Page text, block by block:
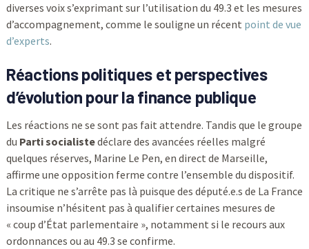
diverses voix s’exprimant sur l’utilisation du 49.3 et les mesures
d’accompagnement, comme le souligne un récent point de vue
d’experts.
Réactions politiques et perspectives
d’évolution pour la finance publique
Les réactions ne se sont pas fait attendre. Tandis que le groupe
du Parti socialistedéclare des avancées réelles malgré
quelques réserves, Marine Le Pen, en direct de Marseille,
affirme une opposition ferme contre l’ensemble du dispositif.
La critique ne s’arrête pas là puisque des député.e.s de La France
insoumise n’hésitent pas à qualifier certaines mesures de
« coup d’État parlementaire », notamment si le recours aux
ordonnances ou au 49.3 se confirme.